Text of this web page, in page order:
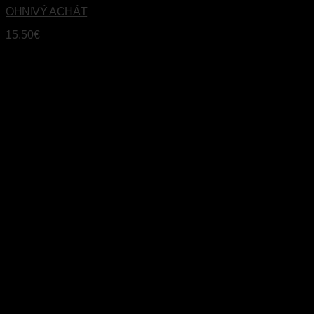
OHNIVÝ ACHÁT
15.50€